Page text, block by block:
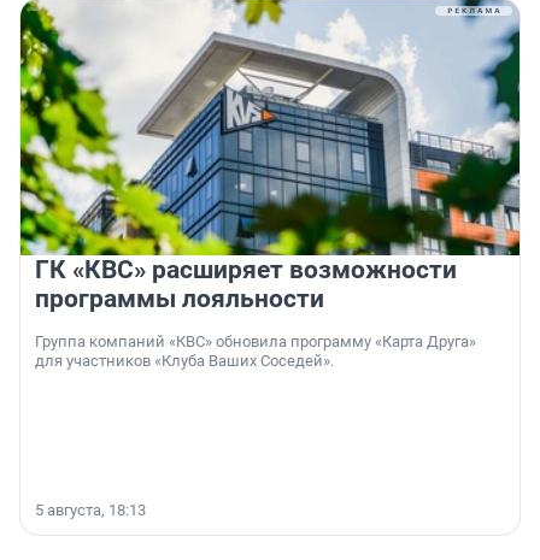
ГК «КВС» расширяет возможности
программы лояльности
Группа компаний «КВС» обновила программу «Карта Друга»
для участников «Клуба Ваших Соседей».
5 августа, 18:13